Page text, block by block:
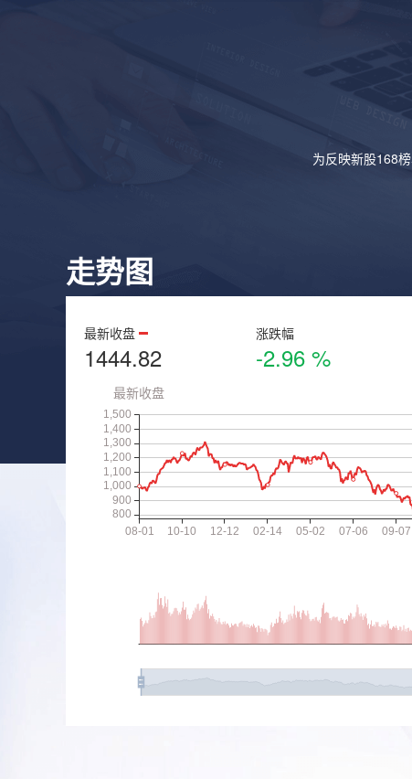
为反映新股168
走势图
最新收盘
1444.82
涨跌幅
-2.96 %